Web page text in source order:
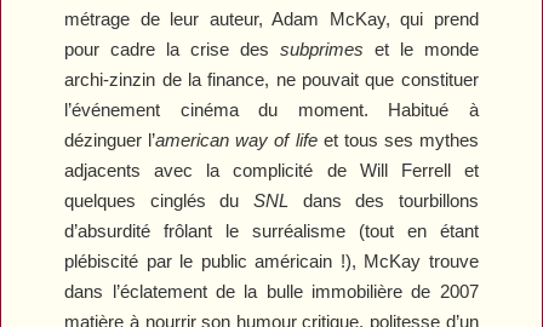
métrage de leur auteur, Adam McKay, qui prend
pour cadre la crise des subprimes et le monde
archi-zinzin de la finance, ne pouvait que constituer
l’événement cinéma du moment. Habitué à
dézinguer l’american way of life et tous ses mythes
adjacents avec la complicité de Will Ferrell et
quelques cinglés du SNL dans des tourbillons
d’absurdité frôlant le surréalisme (tout en étant
plébiscité par le public américain !), McKay trouve
dans l’éclatement de la bulle immobilière de 2007
matière à nourrir son humour critique, politesse d’un